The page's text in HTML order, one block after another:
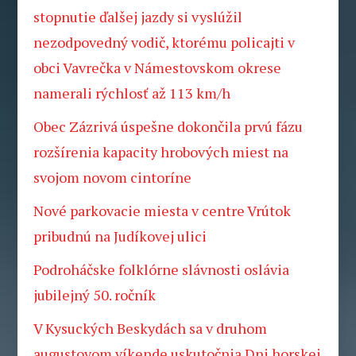
stopnutie ďalšej jazdy si vyslúžil
nezodpovedný vodič, ktorému policajti v
obci Vavrečka v Námestovskom okrese
namerali rýchlosť až 113 km/h
Obec Zázrivá úspešne dokončila prvú fázu
rozšírenia kapacity hrobových miest na
svojom novom cintoríne
Nové parkovacie miesta v centre Vrútok
pribudnú na Judíkovej ulici
Podroháčske folklórne slávnosti oslávia
jubilejný 50. ročník
V Kysuckých Beskydách sa v druhom